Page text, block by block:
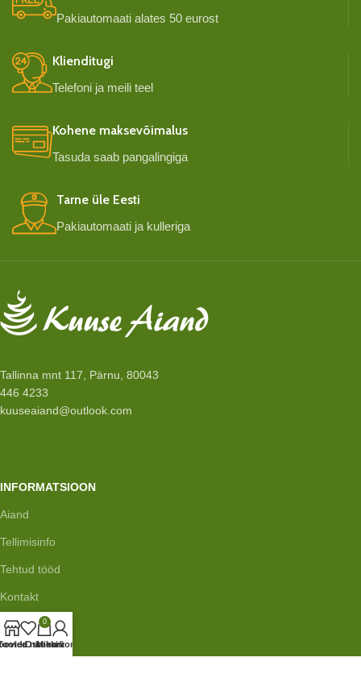
Pakiautomaati alates 50 eurost
Klienditugi
Telefoni ja meili teel
Kohene maksevõimalus
Tasuda saab pangalingiga
Tarne üle Eesti
Pakiautomaati ja kulleriga
Tallinna mnt 117, Pärnu, 80043
446 4233
kuuseaiand@outlook.com
INFORMATSIOON
Aiand
Tellimisinfo
Tehtud tööd
Kontakt
nimekiri
0
Ostukorv
Minu konto